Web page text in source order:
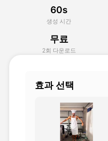
AI 영상
AI 사진
60s
생성 시간
무료
2회 다운로드
효과 선택